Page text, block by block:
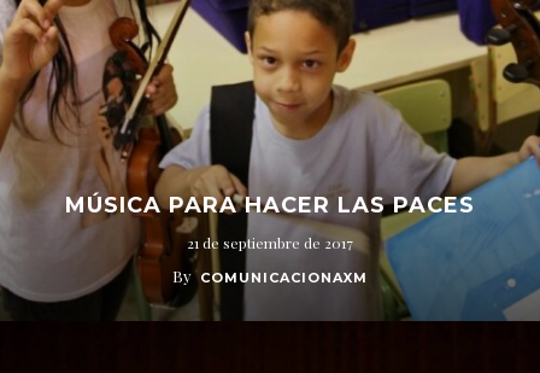
MÚSICA PARA HACER LAS PACES
21 de septiembre de 2017
By COMUNICACIONAXM